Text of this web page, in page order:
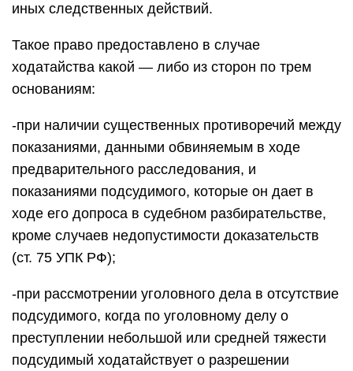
иных следственных действий.
Такое право предоставлено в случае
ходатайства какой — либо из сторон по трем
основаниям:
-при наличии существенных противоречий между
показаниями, данными обвиняемым в ходе
предварительного расследования, и
показаниями подсудимого, которые он дает в
ходе его допроса в судебном разбирательстве,
кроме случаев недопустимости доказательств
(ст. 75 УПК РФ);
-при рассмотрении уголовного дела в отсутствие
подсудимого, когда по уголовному делу о
преступлении небольшой или средней тяжести
подсудимый ходатайствует о разрешении